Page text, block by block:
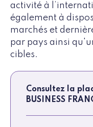
activité à
également à
marchés et
par pays ainsi
cibles.
Consultez la
BUSINESS